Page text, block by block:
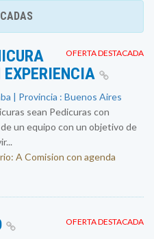
OFERTA DESTACADA
| Provincia : Buenos Aires
sean Pedicuras con
un equipo con un objetivo de
A Comision con agenda
OFERTA DESTACADA